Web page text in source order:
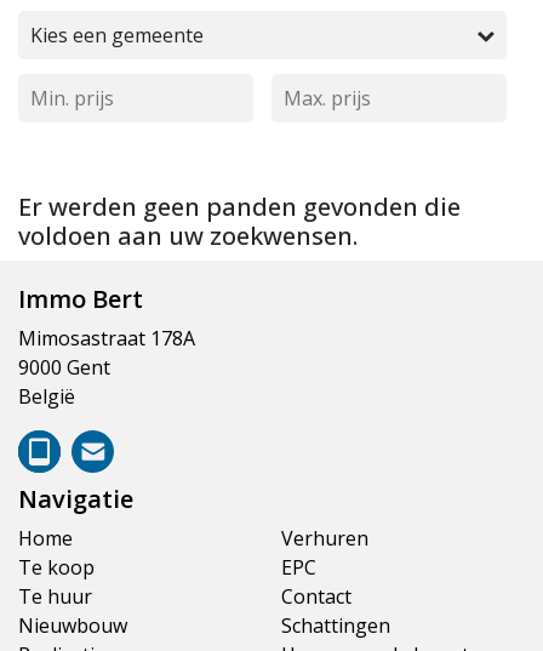
Kies een gemeente
Er werden geen panden gevonden die
voldoen aan uw zoekwensen.
Immo Bert
Mimosastraat 178A
9000 Gent
België
Navigatie
Home
Te koop
Te huur
Nieuwbouw
Verhuren
EPC
Contact
Schattingen